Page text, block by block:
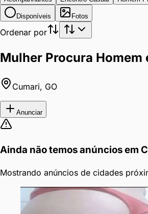
Disponíveis Fotos
Ordenar por
Mulher Procura Homem
Cumari, GO
Anunciar
Ainda não temos anúncios em
Mostrando anúncios de cidades